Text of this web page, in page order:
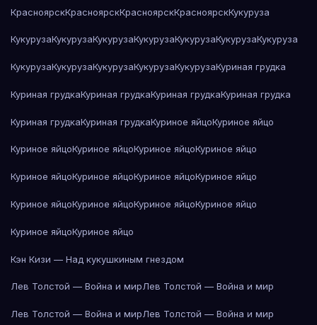
КрасноярскКрасноярскКрасноярскКрасноярскКукуруза
КукурузаКукурузаКукурузаКукурузаКукурузаКукурузаКукуруза
КукурузаКукурузаКукурузаКукурузаКукурузаКуриная грудка
Куриная грудкаКуриная грудкаКуриная грудкаКуриная грудка
Куриная грудкаКуриная грудкаКуриное яйцоКуриное яйцо
Куриное яйцоКуриное яйцоКуриное яйцоКуриное яйцо
Куриное яйцоКуриное яйцоКуриное яйцоКуриное яйцо
Куриное яйцоКуриное яйцоКуриное яйцоКуриное яйцо
Куриное яйцоКуриное яйцо
Кэн Кизи — Над кукушкиным гнездом
Лев Толстой — Война и мирЛев Толстой — Война и мир
Лев Толстой — Война и мирЛев Толстой — Война и мир